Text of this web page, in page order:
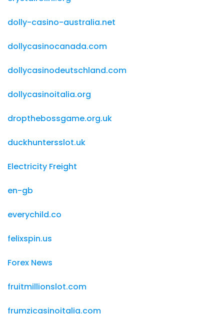
dolly-casino-australia.net
dollycasinocanada.com
dollycasinodeutschland.com
dollycasinoitalia.org
dropthebossgame.org.uk
duckhuntersslot.uk
Electricity Freight
en-gb
everychild.co
felixspin.us
Forex News
fruitmillionslot.com
frumzicasinoitalia.com